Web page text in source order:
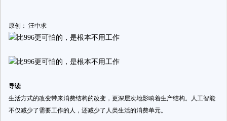
原创： 汪中求
导读
生活方式的改变带来消费结构的改变，更深层次地影响着生产结构。人工智能
不仅减少了需要工作的人，还减少了人类生活的消费单元。